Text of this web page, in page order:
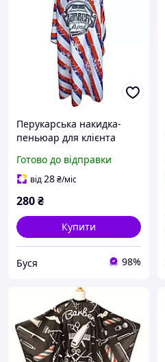
Перукарська накидка-
пеньюар для клієнта
поліестер, 140х160 см
Готово до відправки
від28₴/міс
280₴
Купити
Буся 98%